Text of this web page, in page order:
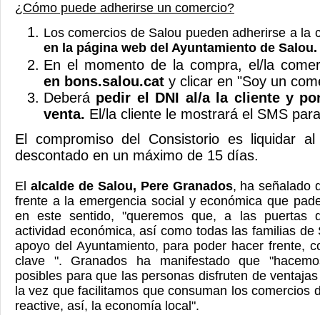
¿Cómo puede adherirse un comercio?
Los comercios de Salou pueden adherirse a la
en la página web del Ayuntamiento de Salou.
En el momento de la compra, el/la
en bons.salou.cat y clicar en "Soy un
Deberá pedir el DNI al/a la cliente y
venta. El/la cliente le mostrará el SMS
El compromiso del Consistorio es liquidar
descontado en un máximo de 15 días.
El alcalde de Salou, Pere Granados, ha señalado
frente a la emergencia social y económica que
en este sentido, "queremos que, a las puertas
actividad económica, así como todas las familias
apoyo del Ayuntamiento, para poder hacer frente,
clave ". Granados ha manifestado que
posibles para que las personas disfruten de
la vez que facilitamos que consuman los comercios
reactive, así, la economía local".